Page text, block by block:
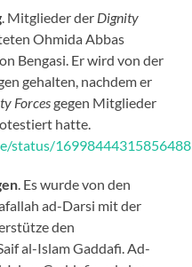
. Mitglieder der Dignity
Ohmida Abbas
Bengasi. Er wird von der
gehalten, nachdem er
Forcesgegen Mitglieder
hatte.
status/
. Es wurde von den
ad-Darsi mit der
den
al-Islam Gaddafi. Ad-